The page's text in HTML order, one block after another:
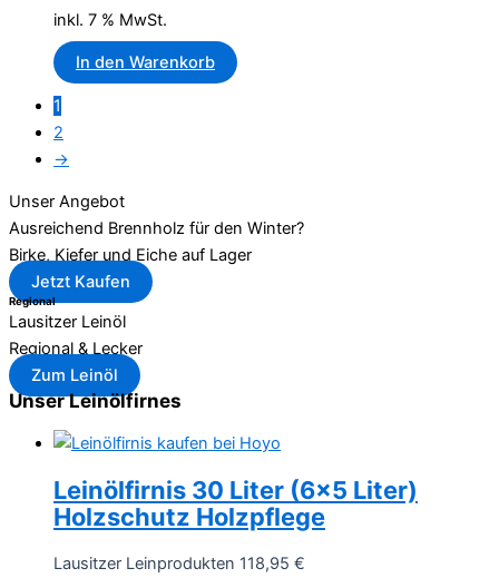
inkl. 7 % MwSt.
In den Warenkorb
1
2
→
Unser Angebot
Ausreichend Brennholz für den Winter?
Birke, Kiefer und Eiche auf Lager
Jetzt Kaufen
Regional
Lausitzer Leinöl
Regional & Lecker
Zum Leinöl
Unser Leinölfirnes
Leinölfirnis 30 Liter (6×5 Liter)
Holzschutz Holzpflege
Lausitzer Leinprodukten 118,95 €